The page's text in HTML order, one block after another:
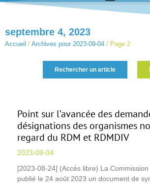
septembre 4, 2023
Accueil / Archives pour 2023-09-04 / Page 2
Rechercher un article
Point sur l’avancée des
désignations des organismes
regard du RDM et RDMDIV
2023-09-04
[2023-08-24] (Accès libre) La
publié le 24 août 2023 un document de